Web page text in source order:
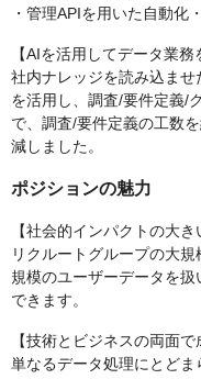
・管理APIを用いた自動化
【AIを活用してデータ業務
社内ナレッジを読み込ま
を活用し、調査/要件定義/
で、調査/要件定義の工数
減しました。
ポジションの魅力
【社会的インパクトの大き
リクルートグループの大
規模のユーザーデータを
できます。
【技術とビジネスの両面で
単なるデータ処理にとど